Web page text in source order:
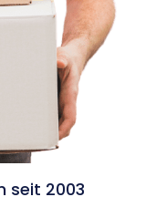
seit 2003